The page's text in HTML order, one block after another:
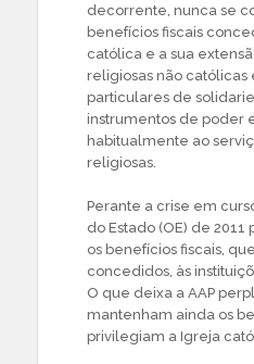
decorrente, nunca se
benefícios fiscais
católica e a sua
religiosas não católicas
particulares de
instrumentos de poder
habitualmente ao
religiosas.
Perante a crise em
do Estado (OE) de
os benefícios fiscais,
concedidos, às
O que deixa a AAP
mantenham ainda os
privilegiam a Igreja